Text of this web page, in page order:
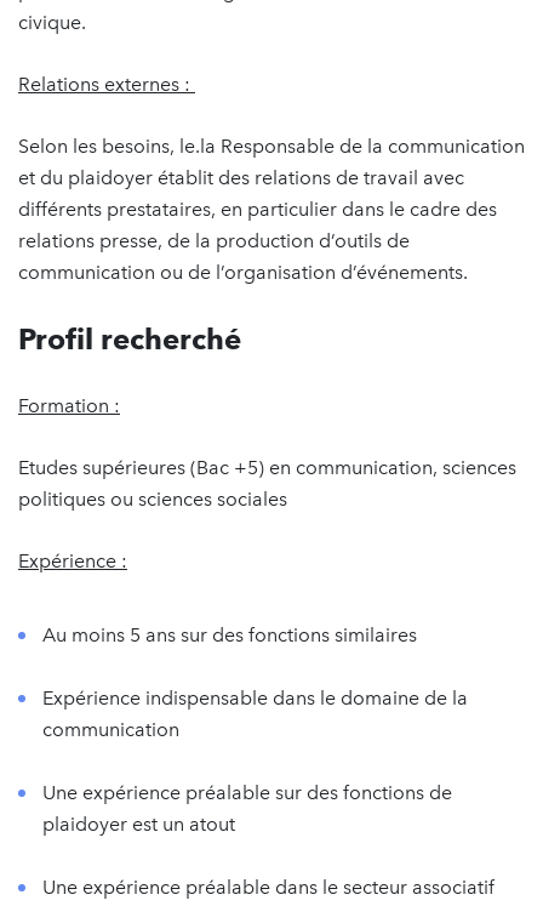
civique.
Relations externes :
Selon les besoins, le.la Responsable de la communication
et du plaidoyer établit des relations de travail avec
différents prestataires, en particulier dans le cadre des
relations presse, de la production d’outils de
communication ou de l’organisation d’événements.
Profil recherché
Formation :
Etudes supérieures (Bac +5) en communication, sciences
politiques ou sciences sociales
Expérience :
Au moins 5 ans sur des fonctions similaires
Expérience indispensable dans le domaine de la
communication
Une expérience préalable sur des fonctions de
plaidoyer est un atout
Une expérience préalable dans le secteur associatif